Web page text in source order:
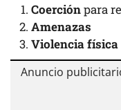
Coerciónpara
Amenazas
Violencia física